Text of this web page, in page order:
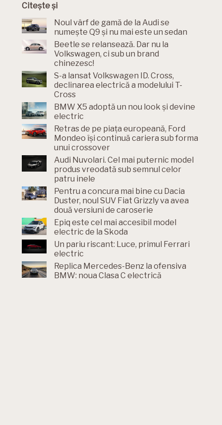
Citește și
Noul vârf de gamă de la Audi se
numește Q9 și nu mai este un sedan
Beetle se relansează. Dar nu la
Volkswagen, ci sub un brand
chinezesc!
S-a lansat Volkswagen ID. Cross,
declinarea electrică a modelului T-
Cross
BMW X5 adoptă un nou look și devine
electric
Retras de pe piața europeană, Ford
Mondeo își continuă cariera sub forma
unui crossover
Audi Nuvolari. Cel mai puternic model
produs vreodată sub semnul celor
patru inele
Pentru a concura mai bine cu Dacia
Duster, noul SUV Fiat Grizzly va avea
două versiuni de caroserie
Epiq este cel mai accesibil model
electric de la Skoda
Un pariu riscant: Luce, primul Ferrari
electric
Replica Mercedes-Benz la ofensiva
BMW: noua Clasa C electrică